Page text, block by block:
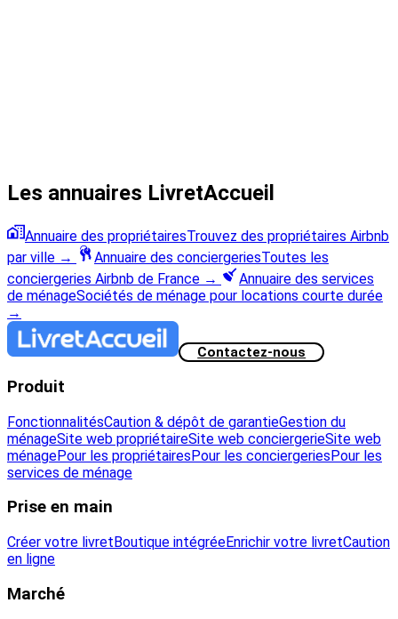
Les annuaires LivretAccueil
Annuaire des propriétairesTrouvez des propriétaires Airbnb
par ville → Annuaire des conciergeriesToutes les
conciergeries Airbnb de France →
Annuaire des services
de ménageSociétés de ménage pour locations courte durée
→
Contactez-nous
Produit
FonctionnalitésCaution & dépôt de garantieGestion du
ménageSite web propriétaireSite web conciergerieSite web
ménagePour les propriétairesPour les conciergeriesPour les
services de ménage
Prise en main
Créer votre livretBoutique intégréeEnrichir votre livretCaution
en ligne
Marché